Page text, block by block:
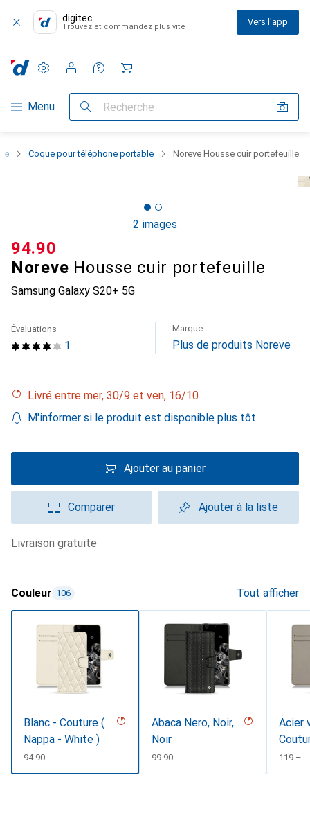
digitec
Trouvez et commandez plus vite Vers l'app
Navigation par catégorie
Menu Recherche
Paramètres
Compte client
Listes de comparaison
Listes d'envies
Panier
Coque pour téléphone portable Noreve Housse cuir portefeuille
2 images
Noreve Housse cuir portefeuille
Samsung Galaxy S20+ 5G
CHF
94.90
1
Évaluations Marque
Plus de produits Noreve
Livré entre mer, 30/9 et ven, 16/10
M'informer si le produit est disponible plus tôt
Ajouter au panier
Comparer Ajouter à la liste
livraison gratuite
Couleur 106 Tout afficher
Blanc - Couture (
Nappa - White )
CHF
94.90
Abaca Nero, Noir,
Noir
CHF
99.90
Acier
CHF
119.–